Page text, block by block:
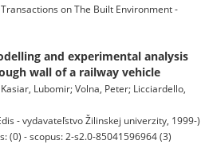
on The Built Environment -
and experimental analysis
wall of a railway vehicle
Lubomir; Volna, Peter; Licciardello,
- vydavateľstvo Žilinskej univerzity, 1999-)
(0) - scopus: 2-s2.0-85041596964 (3)